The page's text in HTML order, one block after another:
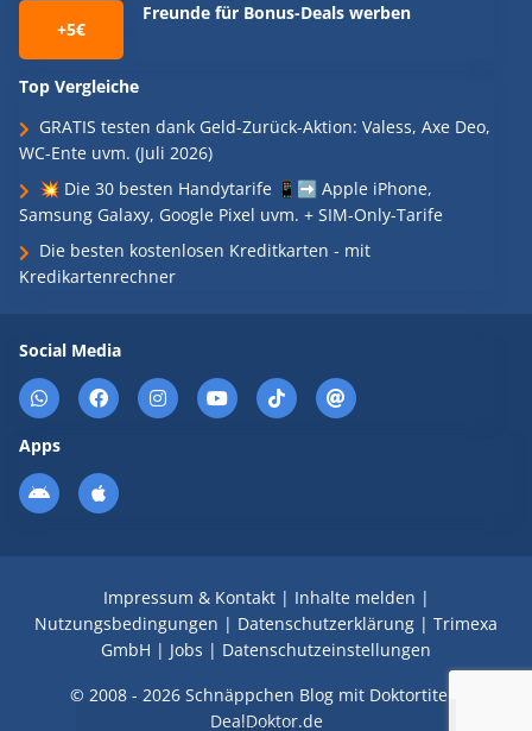
+5€
Freunde für Bonus-Deals werben
Top Vergleiche
GRATIS testen dank Geld-Zurück-Aktion: Valess, Axe Deo,
WC-Ente uvm. (Juli 2026)
💥 Die 30 besten Handytarife 📱➡️ Apple iPhone,
Samsung Galaxy, Google Pixel uvm. + SIM-Only-Tarife
Die besten kostenlosen Kreditkarten - mit
Kredikartenrechner
Social Media
Apps
Impressum & Kontakt| Inhalte melden |
Nutzungsbedingungen | Datenschutzerklärung | Trimexa
GmbH | Jobs | Datenschutzeinstellungen
© 2008 - 2026 Schnäppchen Blog mit Doktortitel -
DealDoktor.de